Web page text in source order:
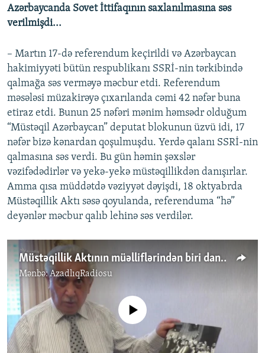
Azərbaycanda Sovet İttifaqının saxlanılmasına səs
verilmişdi...
– Martın 17-də referendum keçirildi və Azərbaycan
hakimiyyəti bütün respublikanı SSRİ-nin tərkibində
qalmağa səs verməyə məcbur etdi. Referendum
məsələsi müzakirəyə çıxarılanda cəmi 42 nəfər buna
etiraz etdi. Bunun 25 nəfəri mənim həmsədr olduğum
“Müstəqil Azərbaycan” deputat blokunun üzvü idi, 17
nəfər bizə kənardan qoşulmuşdu. Yerdə qalanı SSRİ-nin
qalmasına səs verdi. Bu gün həmin şəxslər
vəzifədədirlər və yekə-yekə müstəqillikdən danışırlar.
Amma qısa müddətdə vəziyyət dəyişdi, 18 oktyabrda
Müstəqillik Aktı səsə qoyulanda, referenduma “hə”
deyənlər məcbur qalıb lehinə səs verdilər.
Müstəqillik Aktının müəlliflərindən biri danışır
Mənbə:AzadlıqRadiosu
No media source currently available